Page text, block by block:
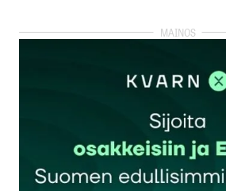
rekisteröityä